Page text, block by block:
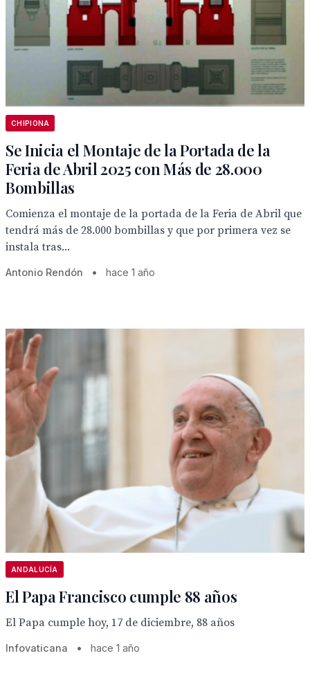
CHIPIONA
Se Inicia el Montaje de la Portada de la
Feria de Abril 2025 con Más de 28.000
Bombillas
Comienza el montaje de la portada de la Feria de Abril que
tendrá más de 28.000 bombillas y que por primera vez se
instala tras...
Antonio Rendón • hace 1 año
ANDALUCÍA
El Papa Francisco cumple 88 años
El Papa cumple hoy, 17 de diciembre, 88 años
Infovaticana • hace 1 año